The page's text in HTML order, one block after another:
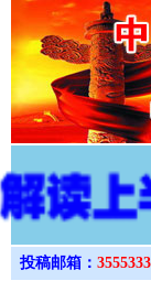
投稿邮箱：